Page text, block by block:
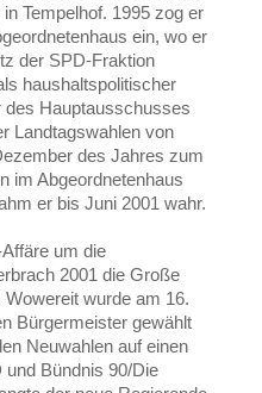
Tempelhof. 1995 zog er
ein, wo er
der SPD-Fraktion
haushaltspolitischer
des Hauptausschusses
Landtagswahlen von
des Jahres zum
im Abgeordnetenhaus
er bis Juni 2001 wahr.
um die
2001 die Große
wurde am 16.
Bürgermeister gewählt
Neuwahlen auf einen
Bündnis 90/Die